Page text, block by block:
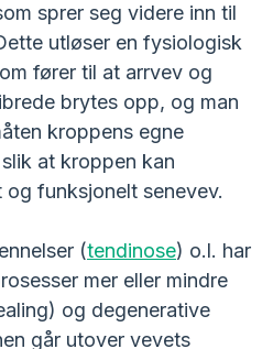
sprer seg videre inn til
utløser en fysiologisk
fører til at arrvev og
brytes opp, og man
kroppens egne
at kroppen kan
funksjonelt senevev.
(tendinose) o.l. har
mer eller mindre
og degenerative
går utover vevets